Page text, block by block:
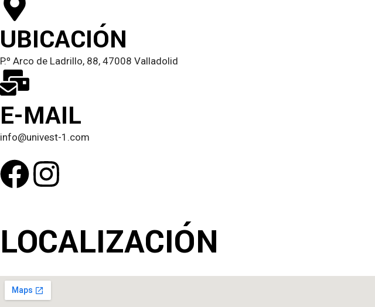
UBICACIÓN
P.º Arco de Ladrillo, 88, 47008 Valladolid
E-MAIL
info@univest-1.com
LOCALIZACIÓN